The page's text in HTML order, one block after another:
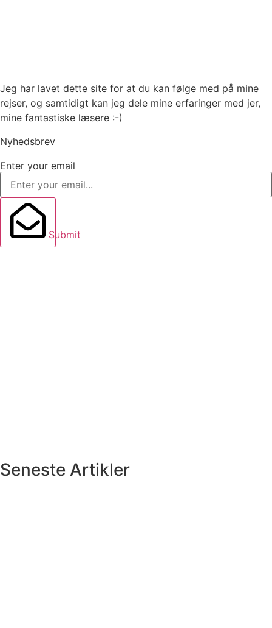
Jeg har lavet dette site for at du kan følge med på mine
rejser, og samtidigt kan jeg dele mine erfaringer med jer,
mine fantastiske læsere :-)
Nyhedsbrev
Enter your email
Submit
Seneste Artikler